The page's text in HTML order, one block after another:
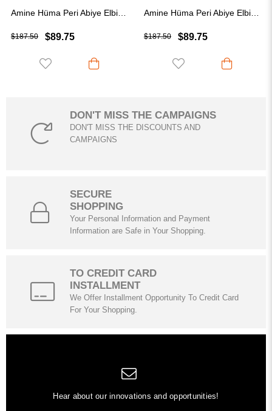
$89.75
$187.50 $109.75
$187.50
DON'T MISS THE CAMPAIGNS
DON'T MISS THE DISCOUNTS AND
CAMPAIGNS
SECURE
SHOPPING
Your Personal Information and Payment
Information are Safe in Your Shopping.
TO CREDIT CARD
INSTALLMENT
We Offer Installment Opportunity To Credit Card
For Your Shopping.
Hear about our innovations and opportunities!